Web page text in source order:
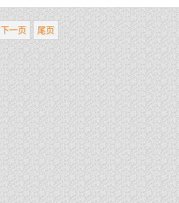
下一页 尾页